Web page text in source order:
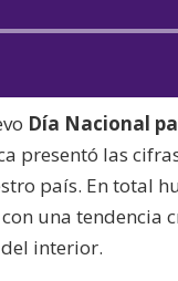
audio
Día Nacional
presentó las
país. En total
una tendencia
interior.